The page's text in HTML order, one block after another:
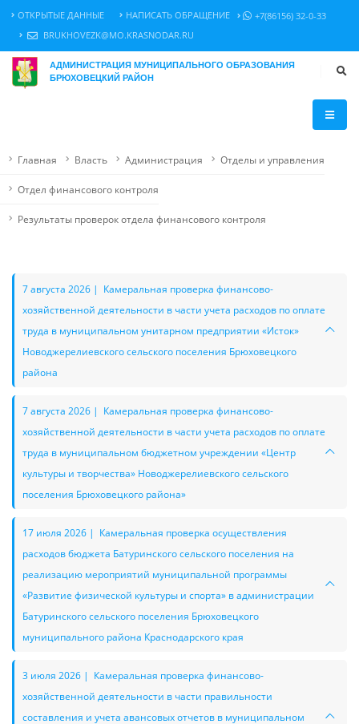
ОТКРЫТЫЕ ДАННЫЕ НАПИСАТЬ ОБРАЩЕНИЕ
+7(86156) 32-0-33
BRUKHOVEZK@MO.KRASNODAR.RU
АДМИНИСТРАЦИЯ МУНИЦИПАЛЬНОГО ОБРАЗОВАНИЯ
БРЮХОВЕЦКИЙ РАЙОН
Главная Власть Администрация Отделы и управления
Отдел финансового контроля
Результаты проверок отдела финансового контроля
7 августа 2026 | Камеральная проверка финансово-
хозяйственной деятельности в части учета расходов по оплате
труда в муниципальном унитарном предприятии «Исток»
Новоджерелиевского сельского поселения Брюховецкого
района
7 августа 2026 | Камеральная проверка финансово-
хозяйственной деятельности в части учета расходов по оплате
труда в муниципальном бюджетном учреждении «Центр
культуры и творчества» Новоджерелиевского сельского
поселения Брюховецкого района»
17 июля 2026 | Камеральная проверка осуществления
расходов бюджета Батуринского сельского поселения на
реализацию мероприятий муниципальной программы
«Развитие физической культуры и спорта» в администрации
Батуринского сельского поселения Брюховецкого
муниципального района Краснодарского края
3 июля 2026 | Камеральная проверка финансово-
хозяйственной деятельности в части правильности
составления и учета авансовых отчетов в муниципальном